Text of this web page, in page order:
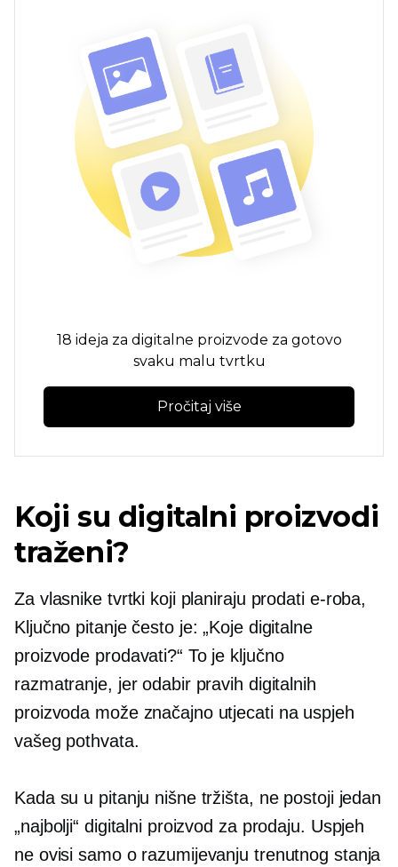
18 ideja za digitalne proizvode za gotovo
svaku malu tvrtku
Pročitaj više
Koji su digitalni proizvodi
traženi?
Za vlasnike tvrtki koji planiraju prodati e-roba,
Ključno pitanje često je: „Koje digitalne
proizvode prodavati?“ To je ključno
razmatranje, jer odabir pravih digitalnih
proizvoda može značajno utjecati na uspjeh
vašeg pothvata.
Kada su u pitanju nišne tržišta, ne postoji jedan
„najbolji“ digitalni proizvod za prodaju. Uspjeh
ne ovisi samo o razumijevanju trenutnog stanja